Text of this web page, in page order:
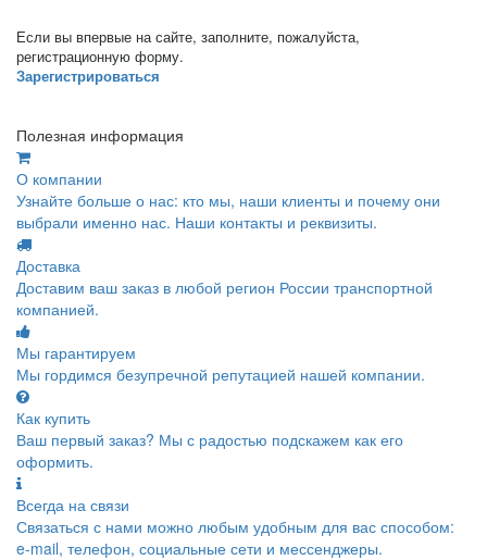
Если вы впервые на сайте, заполните, пожалуйста,
регистрационную форму.
Зарегистрироваться
Полезная информация
О компании
Узнайте больше о нас: кто мы, наши клиенты и почему они
выбрали именно нас. Наши контакты и реквизиты.
Доставка
Доставим ваш заказ в любой регион России транспортной
компанией.
Мы гарантируем
Мы гордимся безупречной репутацией нашей компании.
Как купить
Ваш первый заказ? Мы с радостью подскажем как его
оформить.
Всегда на связи
Связаться с нами можно любым удобным для вас способом:
e-mail, телефон, социальные сети и мессенджеры.